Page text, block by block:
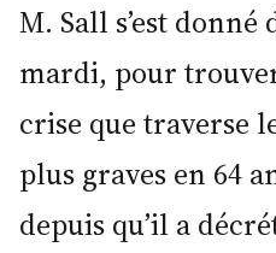
M. Sall s’est
mardi, pour
crise que traverse
plus graves en 64
depuis qu’il a